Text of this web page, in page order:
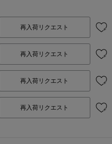
再入荷リクエスト
再入荷リクエスト
再入荷リクエスト
再入荷リクエスト